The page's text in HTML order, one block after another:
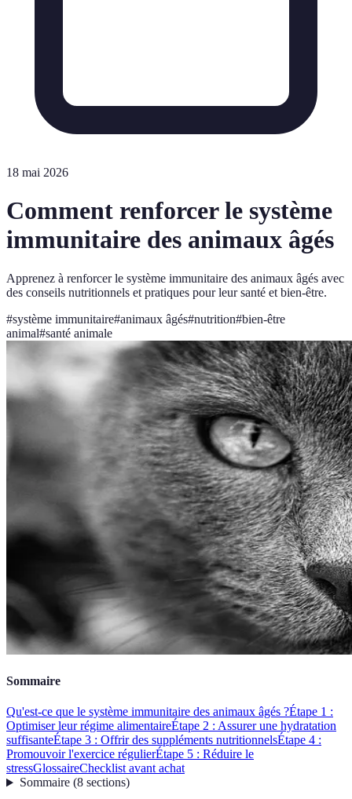
18 mai 2026
Comment renforcer le système
immunitaire des animaux âgés
Apprenez à renforcer le système immunitaire des animaux âgés avec
des conseils nutritionnels et pratiques pour leur santé et bien-être.
#système immunitaire#animaux âgés#nutrition#bien-être
animal#santé animale
Sommaire
Qu'est-ce que le système immunitaire des animaux âgés ?Étape 1 :
Optimiser leur régime alimentaireÉtape 2 : Assurer une hydratation
suffisanteÉtape 3 : Offrir des suppléments nutritionnelsÉtape 4 :
Promouvoir l'exercice régulierÉtape 5 : Réduire le
stressGlossaireChecklist avant achat
Sommaire(8 sections)